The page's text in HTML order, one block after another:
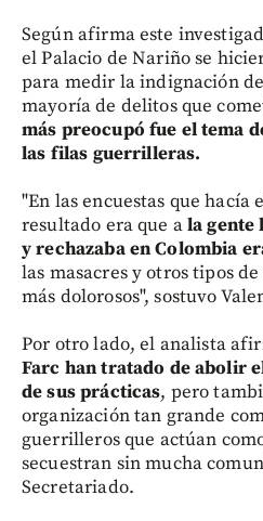
Según afirma este
el Palacio de Nariño se
para medir la indignación
mayoría de delitos que
más preocupó fue el tema
las filas guerrilleras.
"En las encuestas que hacía
resultado era que ala gente
y rechazaba en Colombia
las masacres y otros tipos
más dolorosos", sostuvo
Por otro lado, el analista
Farc han tratado de abolir
de sus prácticas, pero
organización tan grande
guerrilleros que actúan
secuestran sin mucha
Secretariado.